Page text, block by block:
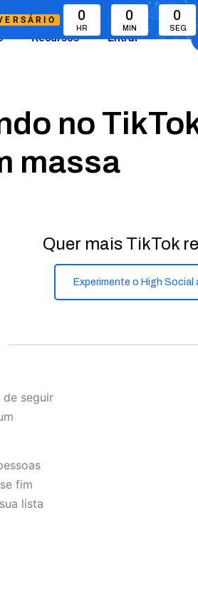
0
HR
0
MIN
0
SEG
Recursos Entrar
no
massa
Quer mais TikTok
Experimente o High Social
seguir
fim
lista